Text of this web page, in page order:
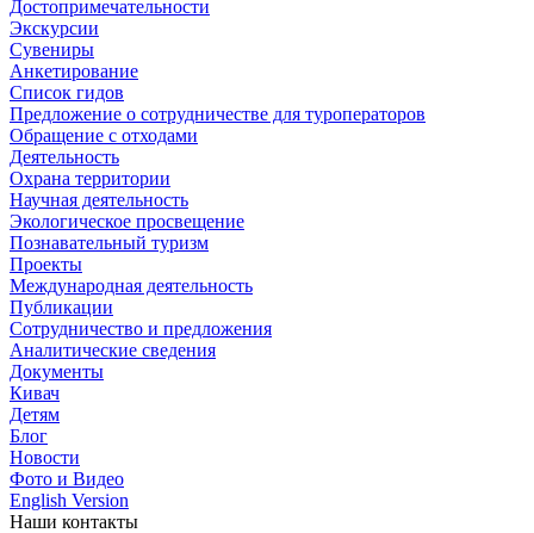
Достопримечательности
Экскурсии
Сувениры
Анкетирование
Список гидов
Предложение о сотрудничестве для туроператоров
Обращение с отходами
Деятельность
Охрана территории
Научная деятельность
Экологическое просвещение
Познавательный туризм
Проекты
Международная деятельность
Публикации
Сотрудничество и предложения
Аналитические сведения
Документы
Кивач
Детям
Блог
Новости
Фото и Видео
English Version
Наши контакты